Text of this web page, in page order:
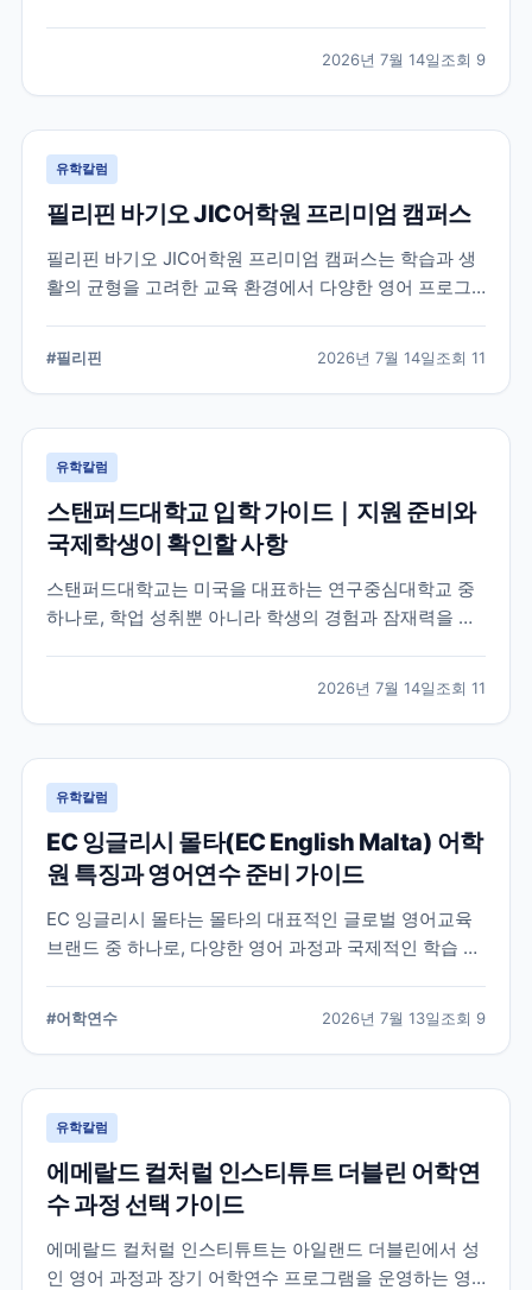
2026년 7월 14일조회 9
유학칼럼
필리핀 바기오 JIC어학원 프리미엄 캠퍼스
필리핀 바기오 JIC어학원 프리미엄 캠퍼스는 학습과 생
활의 균형을 고려한 교육 환경에서 다양한 영어 프로그
했습니다.
#필리핀 2026년 7월 14일조회 11
유학칼럼
스탠퍼드대학교 입학 가이드｜지원 준비와
국제학생이 확인할 사항
스탠퍼드대학교는 미국을 대표하는 연구중심대학교 중
하나로, 학업 성취뿐 아니라 학생의 경험과 잠재력을 종
확인이 필요한 정보를 함께 정리했습니다.
2026년 7월 14일조회 11
유학칼럼
EC 잉글리시 몰타(EC English Malta) 어학
원 특징과 영어연수 준비 가이드
EC 잉글리시 몰타는 몰타의 대표적인 글로벌 영어교육
브랜드 중 하나로, 다양한 영어 과정과 국제적인 학습 환
습니다.
#어학연수 2026년 7월 13일조회 9
유학칼럼
에메랄드 컬처럴 인스티튜트 더블린 어학연
수 과정 선택 가이드
에메랄드 컬처럴 인스티튜트는 아일랜드 더블린에서 성
인 영어 과정과 장기 어학연수 프로그램을 운영하는 영